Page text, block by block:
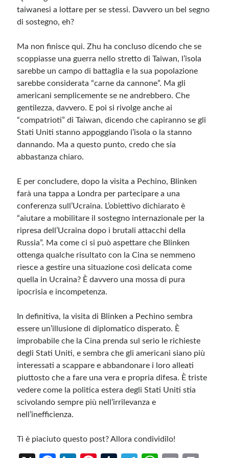
taiwanesi a lottare per se stessi. Davvero un bel segno
di sostegno, eh?
Ma non finisce qui. Zhu ha concluso dicendo che se
scoppiasse una guerra nello stretto di Taiwan, l’isola
sarebbe un campo di battaglia e la sua popolazione
sarebbe considerata “carne da cannone”. Ma gli
americani semplicemente se ne andrebbero. Che
gentilezza, davvero. E poi si rivolge anche ai
“compatrioti” di Taiwan, dicendo che capiranno se gli
Stati Uniti stanno appoggiando l’isola o la stanno
dannando. Ma a questo punto, credo che sia
abbastanza chiaro.
E per concludere, dopo la visita a Pechino, Blinken
farà una tappa a Londra per partecipare a una
conferenza sull’Ucraina. L’obiettivo dichiarato è
“aiutare a mobilitare il sostegno internazionale per la
ripresa dell’Ucraina dopo i brutali attacchi della
Russia”. Ma come ci si può aspettare che Blinken
ottenga qualche risultato con la Cina se nemmeno
riesce a gestire una situazione così delicata come
quella in Ucraina? È davvero una mossa di pura
ipocrisia e incompetenza.
In definitiva, la visita di Blinken a Pechino sembra
essere un’illusione di diplomatico disperato. È
improbabile che la Cina prenda sul serio le richieste
degli Stati Uniti, e sembra che gli americani siano più
interessati a scappare e abbandonare i loro alleati
piuttosto che a fare una vera e propria difesa. È triste
vedere come la politica estera degli Stati Uniti stia
scivolando sempre più nell’irrilevanza e
nell’inefficienza.
Ti è piaciuto questo post? Allora condividilo!